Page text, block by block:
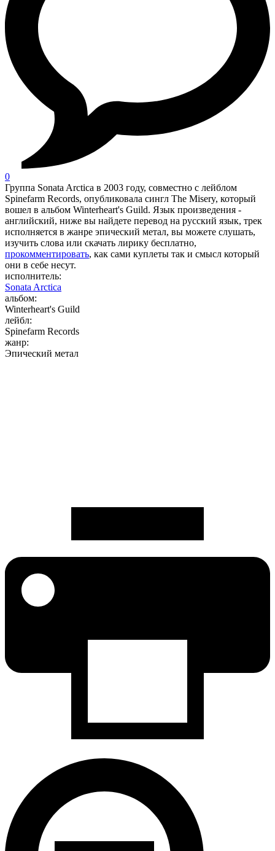
0
Группа Sonata Arctica в 2003 году, совместно с лейблом
Spinefarm Records, опубликовала сингл The Misery, который
вошел в альбом Winterheart's Guild. Язык произведения -
английский, ниже вы найдете перевод на русский язык, трек
исполняется в жанре эпический метал, вы можете слушать,
изучить слова или скачать лирику бесплатно,
прокомментировать, как сами куплеты так и смысл который
они в себе несут.
исполнитель:
Sonata Arctica
альбом:
Winterheart's Guild
лейбл:
Spinefarm Records
жанр:
Эпический метал